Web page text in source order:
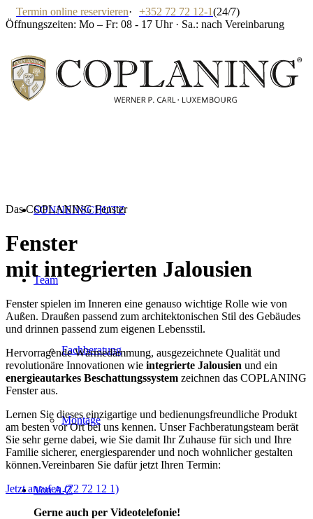
Termin online reservieren· +352 72 72 12-1(24/7)
Öffnungszeiten: Mo – Fr: 08 - 17 Uhr · Sa.: nach Vereinbarung
SONNENSCHUTZ
Team
Fachberatung
Montage
Von A-Z
Das COPLANING Fenster
Fenster
mit integrierten Jalousien
Fenster spielen im Inneren eine genauso wichtige Rolle wie von
Außen. Draußen passend zum architektonischen Stil des Gebäudes
und drinnen passend zum eigenen Lebensstil.
Hervorragende Wärmedämmung, ausgezeichnete Qualität und
revolutionäre Innovationen wie integrierte Jalousien und ein
energieautarkes Beschattungssystem zeichnen das COPLANING
Fenster aus.
Lernen Sie dieses einzigartige und bedienungsfreundliche Produkt
am besten vor Ort bei uns kennen. Unser Fachberatungsteam berät
Sie sehr gerne dabei, wie Sie damit Ihr Zuhause für sich und Ihre
Familie sicherer, energiesparender und noch wohnlicher gestalten
können.Vereinbaren Sie dafür jetzt Ihren Termin:
Jetzt anrufen (72 72 12 1)
Gerne auch per Videotelefonie!